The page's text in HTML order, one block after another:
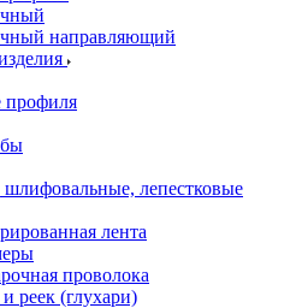
направляющий
лепестковые
лента
проволока
реек (глухари)